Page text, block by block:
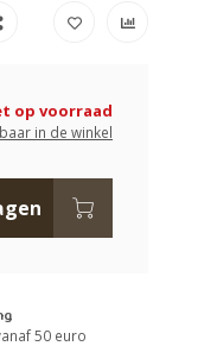
op voorraad
in de winkel
50 euro